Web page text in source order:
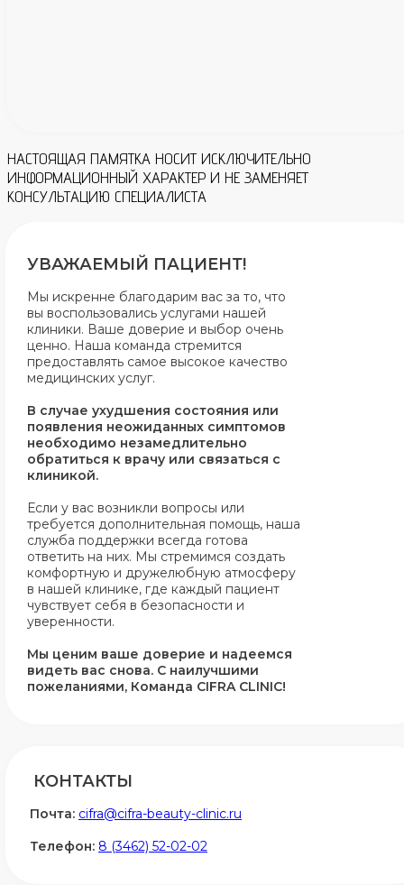
НАСТОЯЩАЯ ПАМЯТКА НОСИТ ИСКЛЮЧИТЕЛЬНО
ИНФОРМАЦИОННЫЙ ХАРАКТЕР И НЕ ЗАМЕНЯЕТ
КОНСУЛЬТАЦИЮ СПЕЦИАЛИСТА
УВАЖАЕМЫЙ ПАЦИЕНТ!
Мы искренне благодарим вас за то, что
вы воспользовались услугами нашей
клиники. Ваше доверие и выбор очень
ценно. Наша команда стремится
предоставлять самое высокое качество
медицинских услуг.
В случае ухудшения состояния или
появления неожиданных симптомов
необходимо незамедлительно
обратиться к врачу или связаться с
клиникой.
Если у вас возникли вопросы или
требуется дополнительная помощь, наша
служба поддержки всегда готова
ответить на них. Мы стремимся создать
комфортную и дружелюбную атмосферу
в нашей клинике, где каждый пациент
чувствует себя в безопасности и
уверенности.
Мы ценим ваше доверие и надеемся
видеть вас снова. С наилучшими
пожеланиями, Команда CIFRA CLINIC!
КОНТАКТЫ
Почта: cifra@cifra-beauty-clinic.ru
Телефон: 8 (3462) 52-02-02